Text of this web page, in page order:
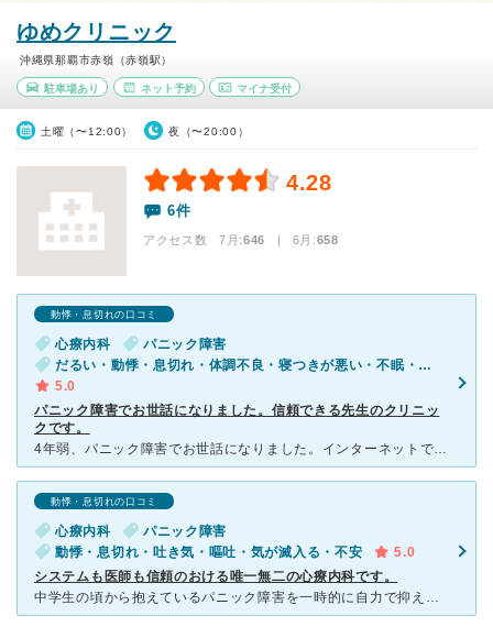
ゆめクリニック
沖縄県那覇市赤嶺（赤嶺駅）
駐車場あり ネット予約 マイナ受付
土曜（〜12:00） 夜（〜20:00）
4.28
6件
アクセス数 7月:646 | 6月:658
動悸・息切れの口コミ
心療内科
パニック障害
だるい・動悸・息切れ・体調不良・寝つきが悪い・不眠・気が滅入る・不安・ストレス
5.0
パニック障害でお世話になりました。信頼できる先生のクリニッ
クです。
4年弱、パニック障害でお世話になりました。インターネットで事前予約できます。 先生は毎回最初に状態を聞いてくださるので、話したいことを言えば、いろいろ聞いてくださいます。こちらの様子がおかしいときは
動悸・息切れの口コミ
心療内科
パニック障害
動悸・息切れ・吐き気・嘔吐・気が滅入る・不安
5.0
システムも医師も信頼のおける唯一無二の心療内科です。
中学生の頃から抱えているパニック障害を一時的に自力で抑えたものの、高校2年の秋に再発したのでこちらを受診しました。 まずゆめクリニックの公式サイトのほうで、医師と直接話せる掲示板が用意されていま